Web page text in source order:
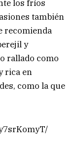
los fríos
también
recomienda
y
rallado como
rica en
como la que